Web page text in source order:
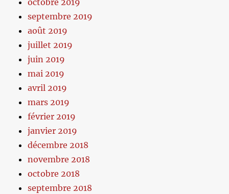
octobre 2019
septembre 2019
août 2019
juillet 2019
juin 2019
mai 2019
avril 2019
mars 2019
février 2019
janvier 2019
décembre 2018
novembre 2018
octobre 2018
septembre 2018